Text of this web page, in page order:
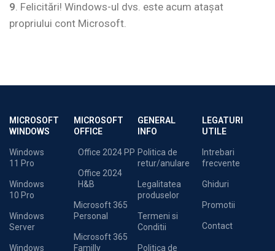
9. Felicitări! Windows-ul dvs. este acum atașat
propriului cont Microsoft.
MICROSOFT
WINDOWS
Windows
11 Pro
Windows
10 Pro
Windows
Server
Windows
MICROSOFT
OFFICE
Office 2024 PP
Office 2024
H&B
Microsoft 365
Personal
Microsoft 365
Familly
GENERAL
INFO
Politica de
retur/anulare
Legalitatea
produselor
Termeni si
Conditii
Politica de
LEGATURI
UTILE
Intrebari
frecvente
Ghiduri
Promotii
Contact